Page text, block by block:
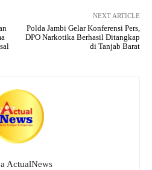
NEXT ARTICLE
Polda Jambi Gelar Konferensi Pers,
DPO Narkotika Berhasil Ditangkap
di Tanjab Barat
ActualNews